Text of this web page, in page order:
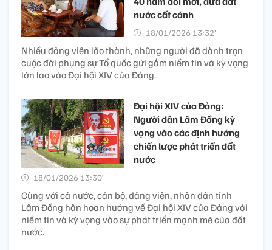
nước cất cánh
18/01/2026 13:32’
Nhiều đảng viên lão thành, những người đã dành trọn
cuộc đời phụng sự Tổ quốc gửi gắm niềm tin và kỳ vọng
lớn lao vào Đại hội XIV của Đảng.
Đại hội XIV của Đảng:
Người dân Lâm Đồng kỳ
vọng vào các định hướng
chiến lược phát triển đất
nước
18/01/2026 13:30’
Cùng với cả nước, cán bộ, đảng viên, nhân dân tỉnh
Lâm Đồng hân hoan hướng về Đại hội XIV của Đảng với
niềm tin và kỳ vọng vào sự phát triển mạnh mẽ của đất
nước.